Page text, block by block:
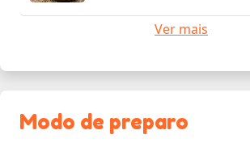
Ver mais
Modo de preparo